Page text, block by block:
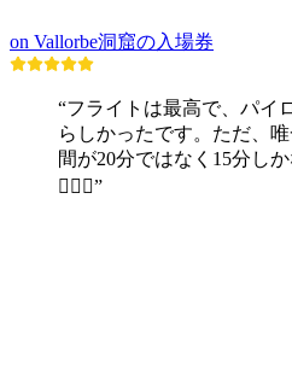
on Vallorbe洞窟の入場券
“フライトは最高で、パイ
らしかったです。ただ、
間が20分ではなく15分し
🤷🏼‍♂️”